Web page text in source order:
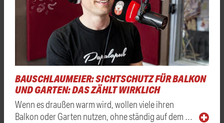
BAUSCHLAUMEIER: SICHTSCHUTZ FÜR BALKON
UND GARTEN: DAS ZÄHLT WIRKLICH
Wenn es draußen warm wird, wollen viele ihren
Balkon oder Garten nutzen, ohne ständig auf dem …